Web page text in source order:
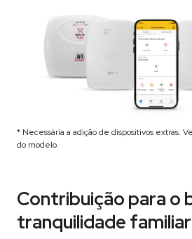
* Necessária a adição de dispositivos extras.
do modelo.
Contribuição para o
tranquilidade familiar